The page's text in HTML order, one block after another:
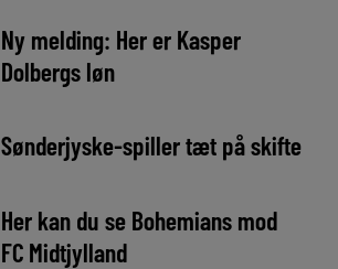
Ny melding: Her er Kasper
Dolbergs løn
Sønderjyske-spiller tæt på skifte
Her kan du se Bohemians mod
FC Midtjylland